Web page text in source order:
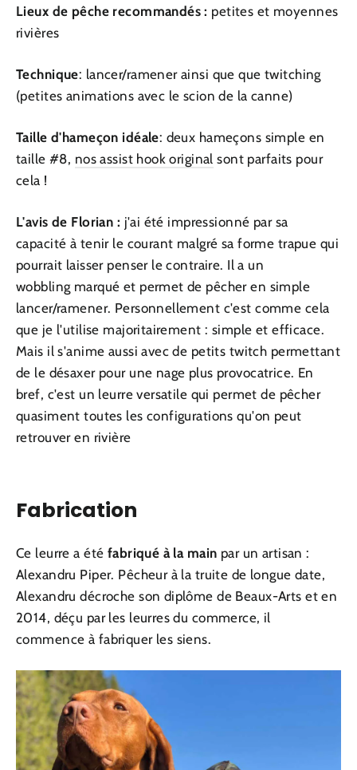
Lieux de pêche recommandés : petites et moyennes
rivières
Technique: lancer/ramener ainsi que que twitching
(petites animations avec le scion de la canne)
Taille d'hameçon idéale: deux hameçons simple en
taille #8, nos assist hook original sont parfaits pour
cela !
L'avis de Florian : j'ai été impressionné par sa
capacité à tenir le courant malgré sa forme trapue qui
pourrait laisser penser le contraire. Il a un
wobbling marqué et permet de pêcher en simple
lancer/ramener. Personnellement c'est comme cela
que je l'utilise majoritairement : simple et efficace.
Mais il s'anime aussi avec de petits twitch permettant
de le désaxer pour une nage plus provocatrice. En
bref, c'est un leurre versatile qui permet de pêcher
quasiment toutes les configurations qu'on peut
retrouver en rivière
Fabrication
Ce leurre a été fabriqué à la main par un artisan :
Alexandru Piper. Pêcheur à la truite de longue date,
Alexandru décroche son diplôme de Beaux-Arts eten
2014, déçu par les leurres du commerce, il
commence à fabriquer les siens.